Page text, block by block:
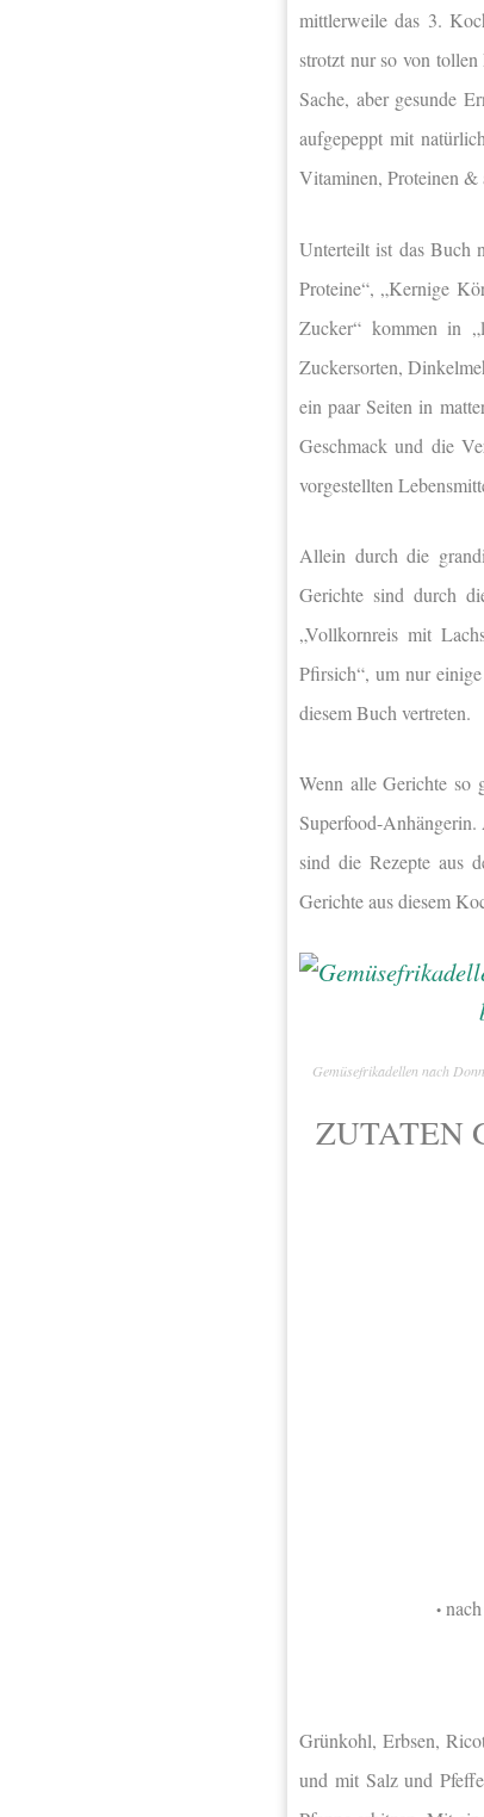
mittlerweile das 3.
strotzt nur so von
Sache, aber gesunde
aufgepeppt mit
Vitaminen, Proteinen &
Unterteilt ist das Buch
Proteine“, „Kernige
Zucker“ kommen in
Zuckersorten,
ein paar Seiten in
Geschmack und die
vorgestellten
Allein durch die
Gerichte sind durch
„Vollkornreis mit
Pfirsich“, um nur
diesem Buch vertreten.
Wenn alle Gerichte so
Superfood-
sind die Rezepte aus
Gerichte aus diesem
Gemüsefrikadellen nach
ZUTATEN
•nach
Grünkohl, Erbsen,
und mit Salz und